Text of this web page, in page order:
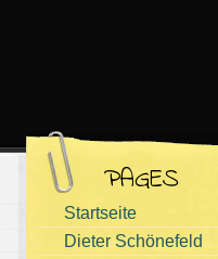
PAGES
Startseite
Dieter Schönefeld